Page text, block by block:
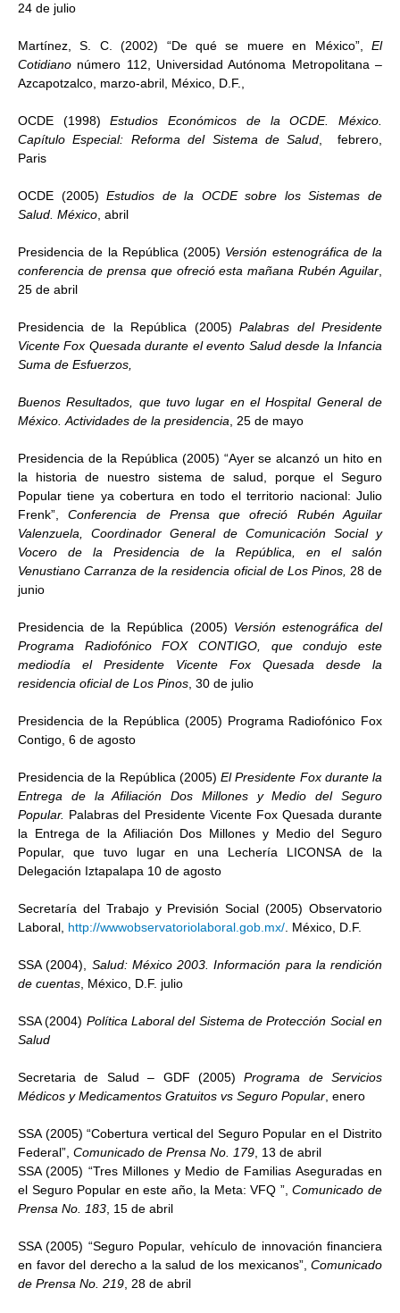
24 de julio
Martínez, S. C. (2002) “De qué se muere en México”, El
Cotidiano número 112, Universidad Autónoma Metropolitana –
Azcapotzalco, marzo-abril, México, D.F.,
OCDE (1998)Estudios Económicos de la OCDE. México.
Capítulo Especial: Reforma del Sistema de Salud , febrero,
Paris
OCDE (2005) Estudios de la OCDE sobre los Sistemas de
Salud. México , abril
Presidencia de la República (2005) Versión estenográfica de la
conferencia de prensa que ofreció esta mañana Rubén Aguilar
25 de abril
Presidencia de la República (2005)Palabras del Presidente
Vicente Fox Quesada durante el evento Salud desde la Infancia
Suma de Esfuerzos,
Buenos Resultados, que tuvo lugar en el Hospital General de
México. Actividades de la presidencia , 25 de mayo
Presidencia de la República (2005) “Ayer se alcanzó un hito en
la historia de nuestro sistema de salud, porque el Seguro
Popular tiene ya cobertura en todo el territorio nacional: Julio
Frenk”,Conferencia de Prensa que ofreció Rubén Aguilar
Valenzuela, Coordinador General de Comunicación Social y
Vocero de la Presidencia de la República, en el salón
Venustiano Carranza de la residencia oficial de Los Pinos, 28 de
junio
Presidencia de la República (2005) Versión estenográfica del
Programa Radiofónico FOX CONTIGO, que condujo este
mediodía el Presidente Vicente Fox Quesada desde la
residencia oficial de Los Pinos , 30 de julio
Presidencia de la República (2005) Programa Radiofónico Fox
Contigo, 6 de agosto
Presidencia de la República (2005)El Presidente Fox durante la
Entrega de la Afiliación Dos Millones y Medio del Seguro
Popular. Palabras del Presidente Vicente Fox Quesada durante
la Entrega de la Afiliación Dos Millones y Medio del Seguro
Popular, que tuvo lugar en una Lechería LICONSA de la
Delegación Iztapalapa 10 de agosto
Secretaría del Trabajo y Previsión Social (2005) Observatorio
Laboral, http://wwwobservatoriolaboral.gob.mx/ . México, D.F.
SSA (2004), Salud: México 2003. Información para la rendición
de cuentas , México, D.F. julio
SSA (2004) Política Laboral del Sistema de Protección Social en
Salud
Secretaria de Salud – GDF (2005)Programa de Servicios
Médicos y Medicamentos Gratuitos vs Seguro Popular , enero
SSA (2005) “Cobertura vertical del Seguro Popular en el Distrito
Federal”, Comunicado de Prensa No. 179 , 13 de abril
SSA (2005) “Tres Millones y Medio de Familias Aseguradas en
el Seguro Popular en este año, la Meta: VFQ ”,Comunicado de
Prensa No. 183 , 15 de abril
SSA (2005) “Seguro Popular, vehículo de innovación financiera
en favor del derecho a la salud de los mexicanos”, Comunicado
de Prensa No. 219 , 28 de abril